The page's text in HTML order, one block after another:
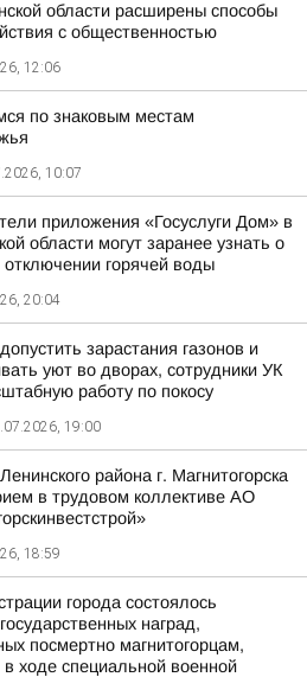
области расширены способы
с общественностью
12:06
по знаковым местам
10:07
приложения «Госуслуги Дом» в
области могут заранее узнать о
горячей воды
20:04
зарастания газонов и
уют во дворах, сотрудники УК
работу по покосу
19:00
района г. Магнитогорска
в трудовом коллективе АО
18:59
города состоялось
наград,
посмертно магнитогорцам,
ходе специальной военной